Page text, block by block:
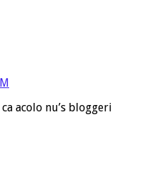
acolo nu’s bloggeri